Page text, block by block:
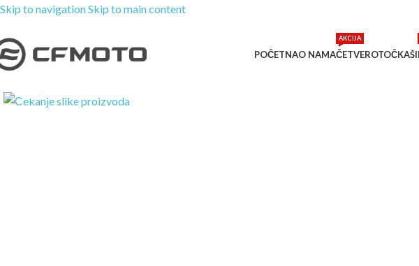
Skip to navigationSkip to main content
POČETNAO NAMAČETVEROTOČKAŠI
AKCIJA